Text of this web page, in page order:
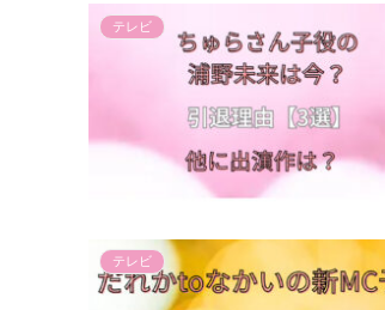
テレビ
テレビ